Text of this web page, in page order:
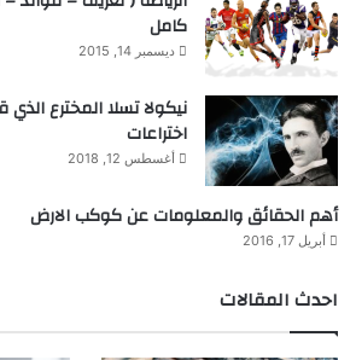
كامل
ديسمبر 14, 2015
اختراعات
أغسطس 12, 2018
أهم الحقائق والمعلومات عن كوكب الارض
أبريل 17, 2016
احدث المقالات